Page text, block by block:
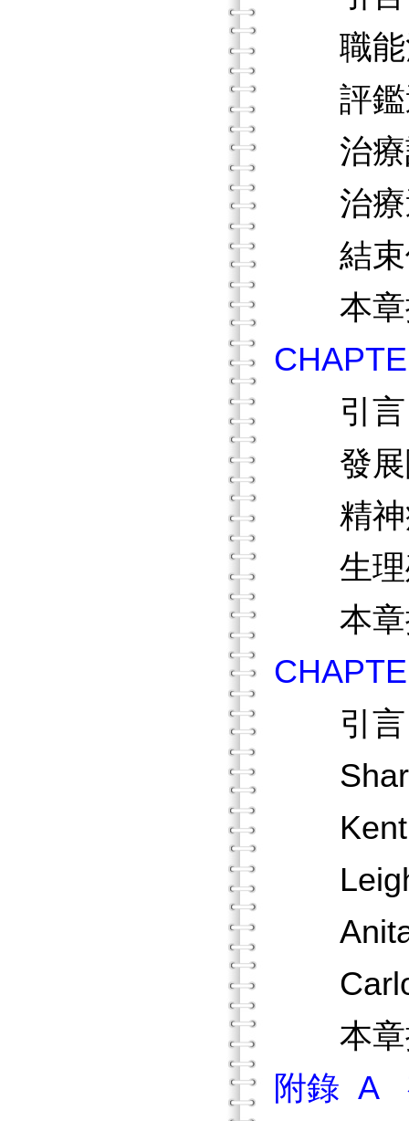
職能
評鑑
治療
治療
結束
本章
引言
發展
精神
生理
本章
引言
Kent
Leigh
Anita
本章
附錄 A